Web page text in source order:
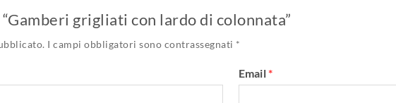
grigliati con lardo di colonnata”
I campi obbligatori sono contrassegnati *
Email*